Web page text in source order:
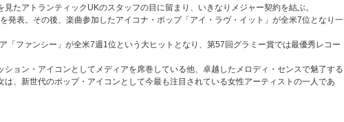
たアトランティックUKのスタッフの目に留まり、いきなりメジャー契約を結ぶ。
発表。その後、楽曲参加したアイコナ・ポップ「アイ・ラヴ・イット」が全米7位となり一
「ファンシー」が全米7週1位という大ヒットとなり、第57回グラミー賞では最優秀レコー
ョン・アイコンとしてメディアを席巻している他、卓越したメロディ・センスで魅了する
、新世代のポップ・アイコンとして今最も注目されている女性アーティストの一人であ